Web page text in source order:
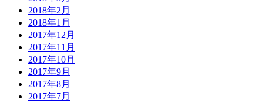
2018年2月
2018年1月
2017年12月
2017年11月
2017年10月
2017年9月
2017年8月
2017年7月